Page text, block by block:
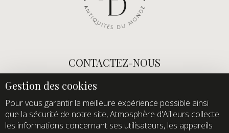
CONTACTEZ-NOUS
info@atmospheredailleurs.com
Tel :
+33 (0)1 60 12 68 26
Domaine de Quincampoix
Route de Roussigny
Pour vous garantir la meilleure expérience possible ainsi
que la sécurité de notre site, Atmosphère d'Ailleurs collecte
les informations concernant ses utilisateurs, les appareils